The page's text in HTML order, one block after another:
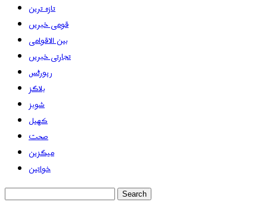
تازہ ترین
قومی خبریں
بین الاقوامی
تجارتی خبریں
رپورٹس
بلاگز
شوبز
کھیل
صحت
میگزین
خواتین